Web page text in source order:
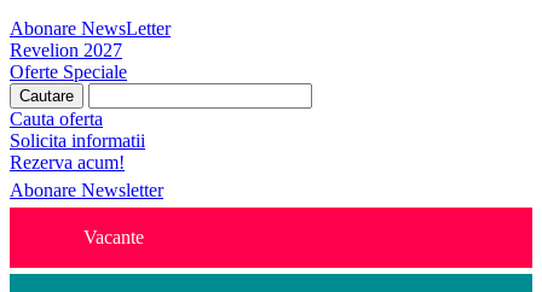
Abonare NewsLetter
Revelion 2027
Oferte Speciale
Cauta oferta
Solicita informatii
Rezerva acum!
Abonare Newsletter
Vacante